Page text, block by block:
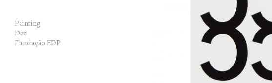
Painting
Dez
Fundação EDP